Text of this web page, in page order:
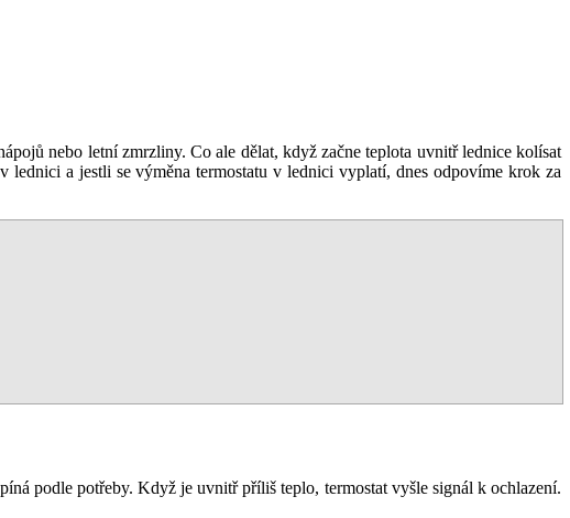
nebo letní zmrzliny. Co ale dělat, když začne teplota uvnitř lednice kolísat
a jestli se výměna termostatu v lednici vyplatí, dnes odpovíme krok za
podle potřeby. Když je uvnitř příliš teplo, termostat vyšle signál k ochlazení.